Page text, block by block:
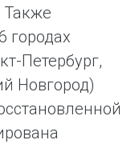
Также
городах
Петербург,
Новгород)